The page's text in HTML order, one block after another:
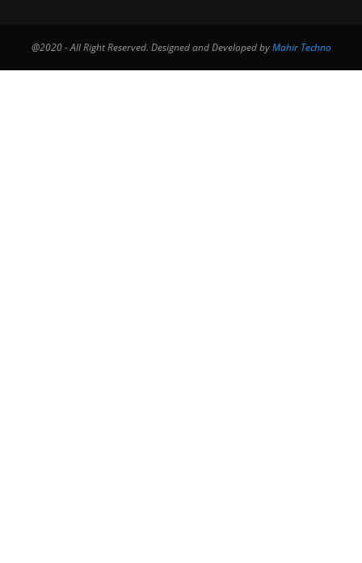
@2020 - All Right Reserved. Designed and Developed byMahir Techno